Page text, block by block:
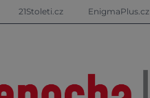
21Stoleti.cz EnigmaPlus.cz